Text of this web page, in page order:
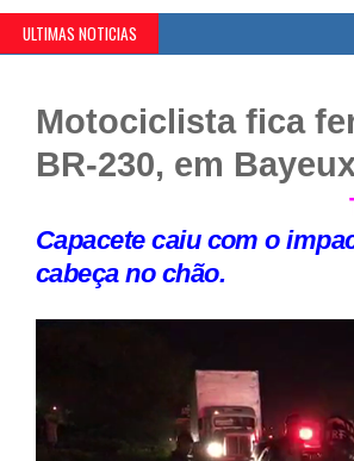
ULTIMAS NOTICIAS
Motociclista fica
BR-230, em
Capacete caiu com o
cabeça no chão.